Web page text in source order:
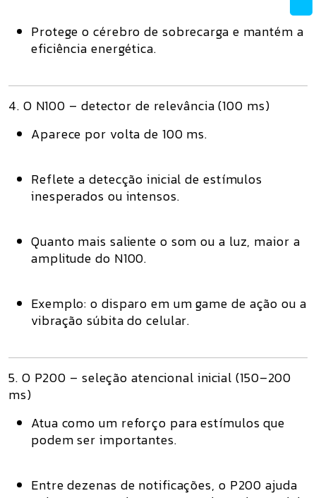
Protege o cérebro de sobrecarga e mantém a
eficiência energética.
4. O N100 – detector de relevância (100 ms)
Aparece por volta de 100 ms.
Reflete a detecção inicial de estímulos
inesperados ou intensos.
Quanto mais saliente o som ou a luz, maior a
amplitude do N100.
Exemplo: o disparo em um game de ação ou a
vibração súbita do celular.
5. O P200 – seleção atencional inicial (150–200
ms)
Atua como um reforço para estímulos que
podem ser importantes.
Entre dezenas de notificações, o P200 ajuda